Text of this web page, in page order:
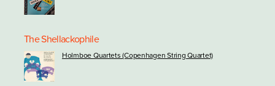
The Shellackophile
Holmboe Quartets (Copenhagen String Quartet)